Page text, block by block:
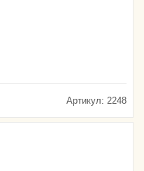
Артикул: 2248